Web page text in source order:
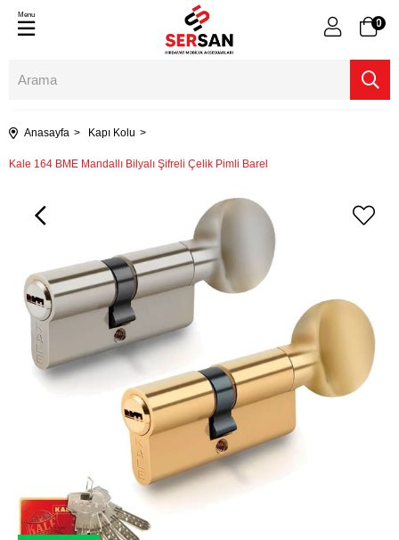
0
Menu
Anasayfa Kapı Kolu
Kale 164 BME Mandallı Bilyalı Şifreli Çelik Pimli Barel